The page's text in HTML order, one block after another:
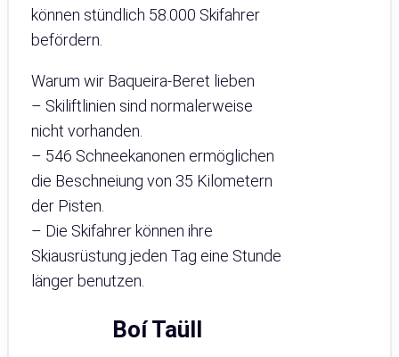
können stündlich 58.000 Skifahrer
befördern.
Warum wir Baqueira-Beret lieben
– Skiliftlinien sind normalerweise
nicht vorhanden.
– 546 Schneekanonen ermöglichen
die Beschneiung von 35 Kilometern
der Pisten.
– Die Skifahrer können ihre
Skiausrüstung jeden Tag eine Stunde
länger benutzen.
Boí Taüll